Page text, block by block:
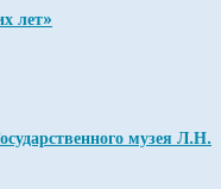
лет»
музея Л.Н.